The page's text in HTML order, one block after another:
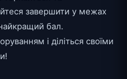
завершити у межах
бал.
і діліться своїми